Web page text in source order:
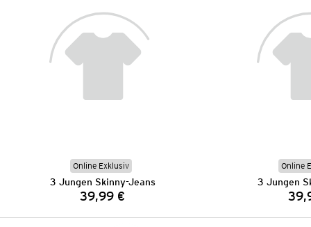
Online Exklusiv
3 Jungen Skinny-Jeans
Preis:
39,99 €
Online
3 Jungen